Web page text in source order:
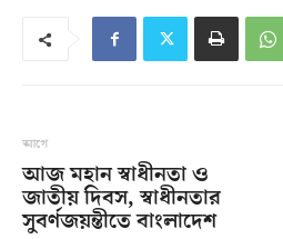
আগে
আজ মহান স্বাধীনতা ও
জাতীয় দিবস, স্বাধীনতার
সুবর্ণজয়ন্তীতে বাংলাদেশ